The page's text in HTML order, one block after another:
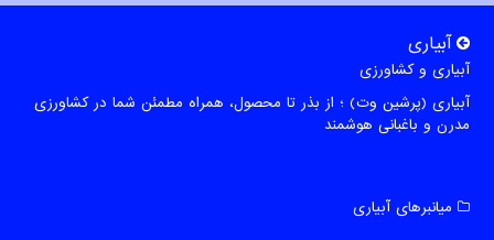
آبیاری
آبیاری و کشاورزی
آبیاری (پرشین وت) ؛ از بذر تا محصول، همراه مطمئن شما در کشاورزی
مدرن و باغبانی هوشمند
میانبرهای آبیاری